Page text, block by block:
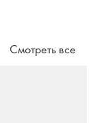
Смотреть все